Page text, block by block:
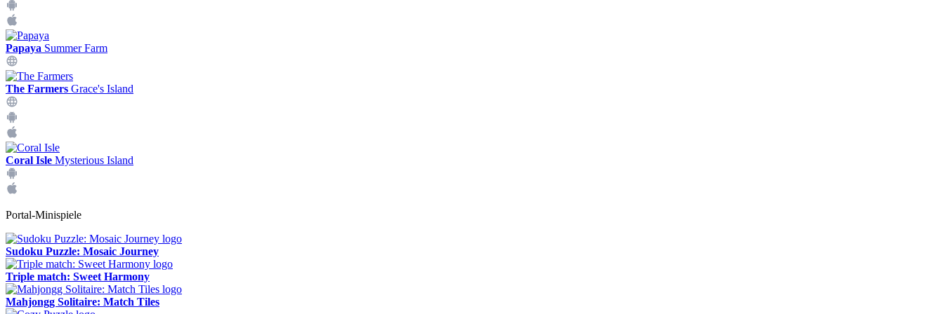
Papaya Summer Farm
The Farmers Grace's Island
Coral Isle Mysterious Island
Portal-Minispiele
Sudoku Puzzle: Mosaic Journey
Triple match: Sweet Harmony
Mahjongg Solitaire: Match Tiles